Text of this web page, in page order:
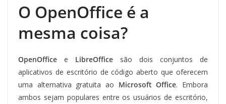
O OpenOffice é a
mesma coisa?
OpenOffice e LibreOffice são dois conjuntos de
aplicativos de escritório de código aberto que oferecem
uma alternativa gratuita ao Microsoft Office. Embora
ambos sejam populares entre os usuários de escritório,